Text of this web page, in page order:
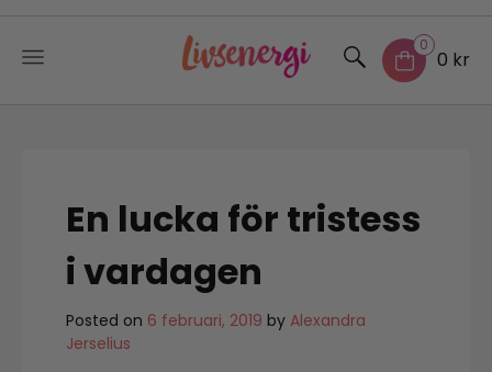
0
0 kr
En lucka för tristess
i vardagen
Posted on 6 februari, 2019 by Alexandra
Jerselius